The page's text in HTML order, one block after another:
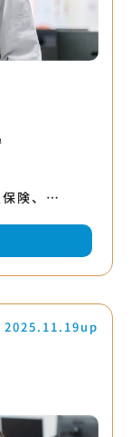
保険、…
2025.11.19up